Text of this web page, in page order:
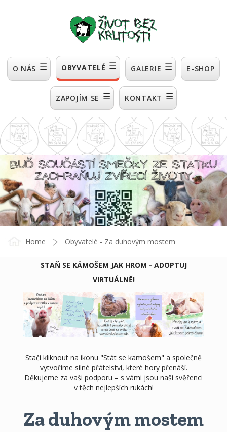
O NÁS ☰ OBYVATELÉ ☰ GALERIE ☰ E-SHOP
ZAPOJÍM SE ☰ KONTAKT ☰
Home Obyvatelé - Za duhovým mostem
STAŇ SE KÁMOŠEM JAK HROM - ADOPTUJ
VIRTUÁLNĚ!
Stačí kliknout na ikonu "Stát se kamošem" a společně
vytvoříme silné přátelství, které hory přenáší.
Děkujeme za vaši podporu – s vámi jsou naši svěřenci
v těch nejlepších rukách!
Za duhovým mostem